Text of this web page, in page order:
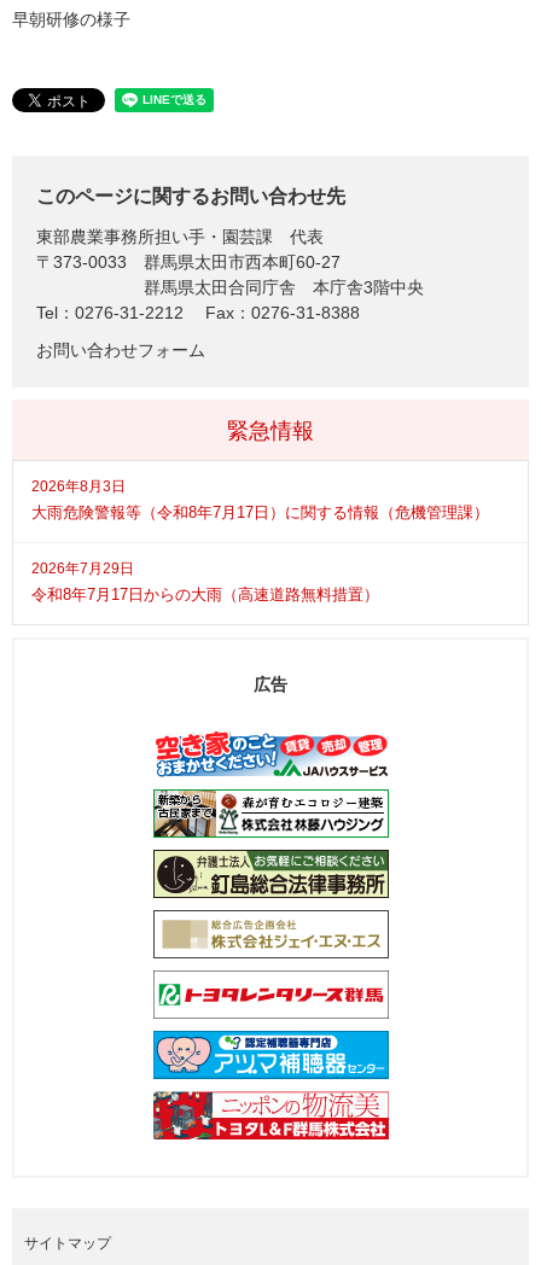
早朝研修の様子
このページに関するお問い合わせ先
東部農業事務所担い手・園芸課
代表
〒373-0033
群馬県太田市西本町60-27
群馬県太田合同庁舎 本庁舎3階中央
Tel：0276-31-2212
Fax：0276-31-8388
お問い合わせフォーム
緊急情報
2026年8月3日
大雨危険警報等（令和8年7月17日）に関する情報（危機管理課）
2026年7月29日
令和8年7月17日からの大雨（高速道路無料措置）
広告
サイトマップ